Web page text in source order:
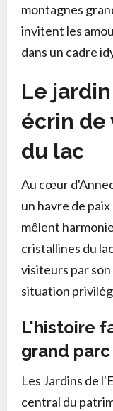
montagnes
invitent les
dans un cadre
Le
écrin de
du lac
Au cœur
un havre de
mêlent
cristallines du
visiteurs par
situation
L'histoire
grand
Les Jardins de
central du